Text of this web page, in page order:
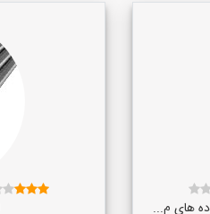
های م...